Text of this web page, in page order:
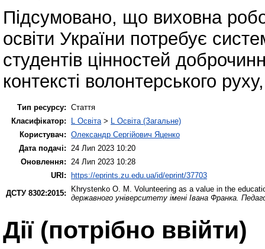
Підсумовано, що виховна
освіти України потребує
студентів цінностей
контексті волонтерського
Тип ресурсу: Стаття
Класифікатор:
L Освіта> L Освіта (Загальне)
Користувач: Олександр Сергійович Яценко
Дата подачі: 24 Лип 2023 10:20
Оновлення: 24 Лип 2023 10:28
URI:
https://eprints.zu.edu.ua/id/eprint/37703
ДСТУ 8302:2015:
Khrystenko O. M. Volunteering as a value in the
державного університету імені Івана Франка.
Дії ​​(потрібно ввійти)